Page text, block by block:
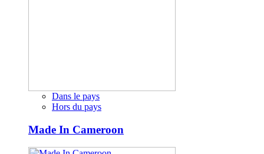
Dans le pays
Hors du pays
Made In Cameroon